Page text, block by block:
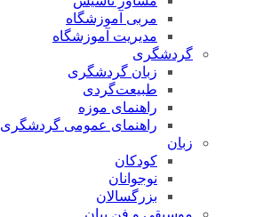
مربی آموزشگاه
مدیریت آموزشگاه
گردشگری
زبان گردشگری
طبیعت‌گردی
راهنمای موزه
راهنمای عمومی گردشگری
زبان
کودکان
نوجوانان
بزرگسالان
موسیقی و فن بیان